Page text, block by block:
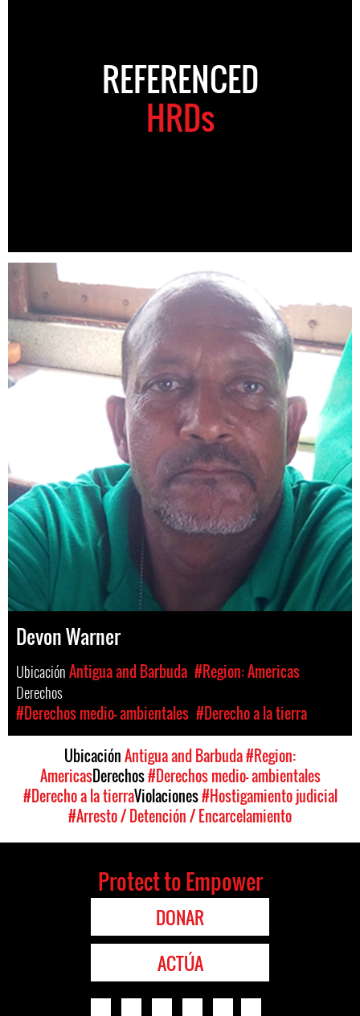
REFERENCED
HRDs
Devon Warner
UbicaciónAntigua and Barbuda #Region: Americas
Derechos
#Derechos medio- ambientales #Derecho a la tierra
UbicaciónAntigua and Barbuda#Region:
AmericasDerechos#Derechos medio- ambientales
#Derecho a la tierraViolaciones#Hostigamiento judicial
#Arresto / Detención / Encarcelamiento
Protect to Empower
DONAR
ACTÚA